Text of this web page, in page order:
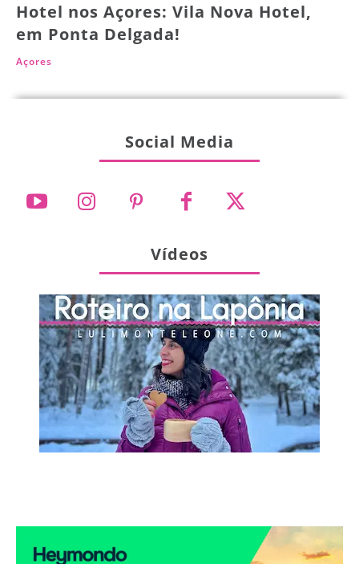
Hotel nos Açores: Vila Nova Hotel,
em Ponta Delgada!
Açores
Social Media
Vídeos